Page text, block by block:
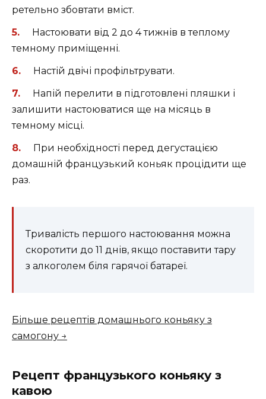
ретельно збовтати вміст.
Настоювати від 2 до 4 тижнів в теплому
темному приміщенні.
Настій двічі профільтрувати.
Напій перелити в підготовлені пляшки і
залишити настоюватися ще на місяць в
темному місці.
При необхідності перед дегустацією
домашній французький коньяк процідити ще
раз.
Тривалість першого настоювання можна
скоротити до 11 днів, якщо поставити тару
з алкоголем біля гарячої батареї.
Більше рецептів домашнього коньяку з
самогону →
Рецепт французького коньяку з
кавою